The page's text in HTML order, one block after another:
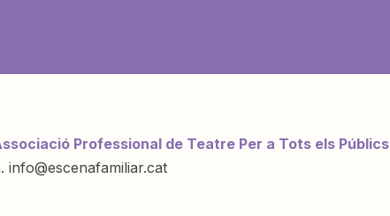
Professional de Teatre Per a Tots els Públics
info@escenafamiliar.cat